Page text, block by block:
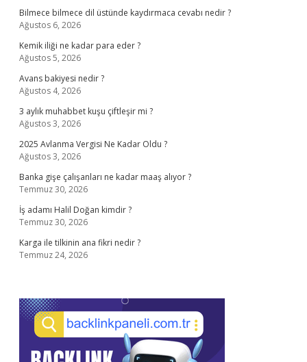
Bilmece bilmece dil üstünde kaydırmaca cevabı nedir ?
Ağustos 6, 2026
Kemik iliği ne kadar para eder ?
Ağustos 5, 2026
Avans bakiyesi nedir ?
Ağustos 4, 2026
3 aylık muhabbet kuşu çiftleşir mi ?
Ağustos 3, 2026
2025 Avlanma Vergisi Ne Kadar Oldu ?
Ağustos 3, 2026
Banka gişe çalışanları ne kadar maaş alıyor ?
Temmuz 30, 2026
İş adamı Halil Doğan kimdir ?
Temmuz 30, 2026
Karga ile tilkinin ana fikri nedir ?
Temmuz 24, 2026